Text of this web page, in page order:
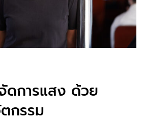
ดการแสง ด้วย
กรรม